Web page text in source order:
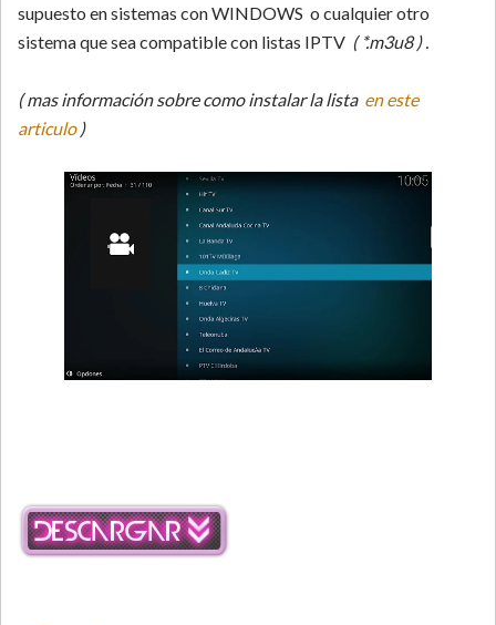
supuesto en sistemas con WINDOWS o cualquier otro
sistema que sea compatible con listas IPTV ( *.m3u8 ) .
( mas información sobre como instalar la lista en este
articulo)